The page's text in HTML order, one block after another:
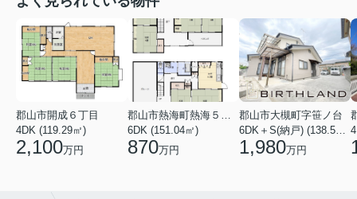
郡山市開成６丁目
4DK (119.29㎡)
2,100万円
郡山市熱海町熱海５丁目
6DK (151.04㎡)
870万円
郡山市大槻町字笹ノ台
6DK＋S(納戸) (138.55㎡)
1,980万円